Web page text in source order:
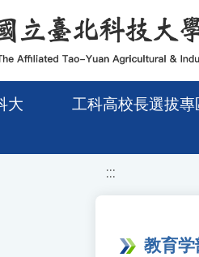
內容區位置
大 工科高校長選拔專
:::
教育